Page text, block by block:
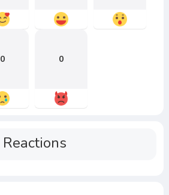
0 0
Reactions